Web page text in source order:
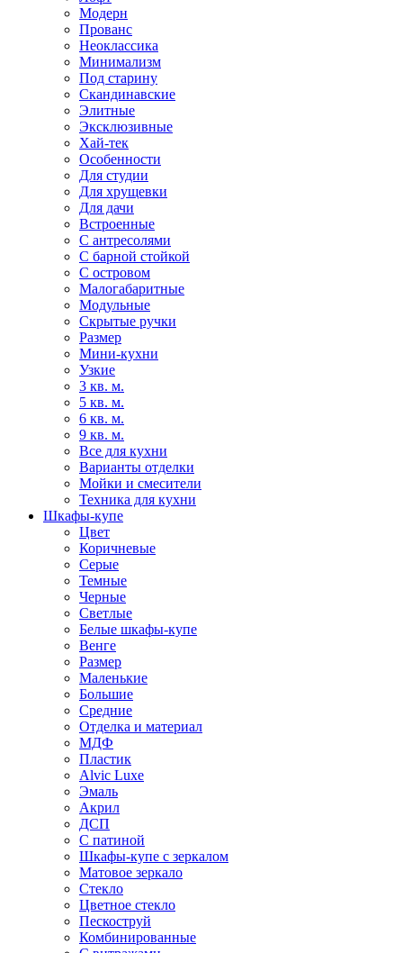
Модерн
Прованс
Неоклассика
Минимализм
Под старину
Скандинавские
Элитные
Эксклюзивные
Хай-тек
Особенности
Для студии
Для хрущевки
Для дачи
Встроенные
С антресолями
С барной стойкой
С островом
Малогабаритные
Модульные
Скрытые ручки
Размер
Мини-кухни
Узкие
3 кв. м.
5 кв. м.
6 кв. м.
9 кв. м.
Все для кухни
Варианты отделки
Мойки и смесители
Техника для кухни
Шкафы-купе
Цвет
Коричневые
Серые
Темные
Черные
Светлые
Белые шкафы-купе
Венге
Размер
Маленькие
Большие
Средние
Отделка и материал
МДФ
Пластик
Alvic Luxe
Эмаль
Акрил
ДСП
С патиной
Шкафы-купе с зеркалом
Матовое зеркало
Стекло
Цветное стекло
Пескоструй
Комбинированные